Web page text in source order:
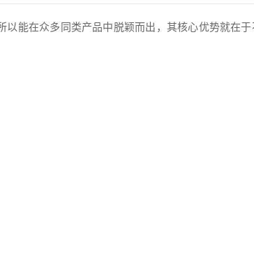
能在众多同类产品中脱颖而出，其核心优势就在